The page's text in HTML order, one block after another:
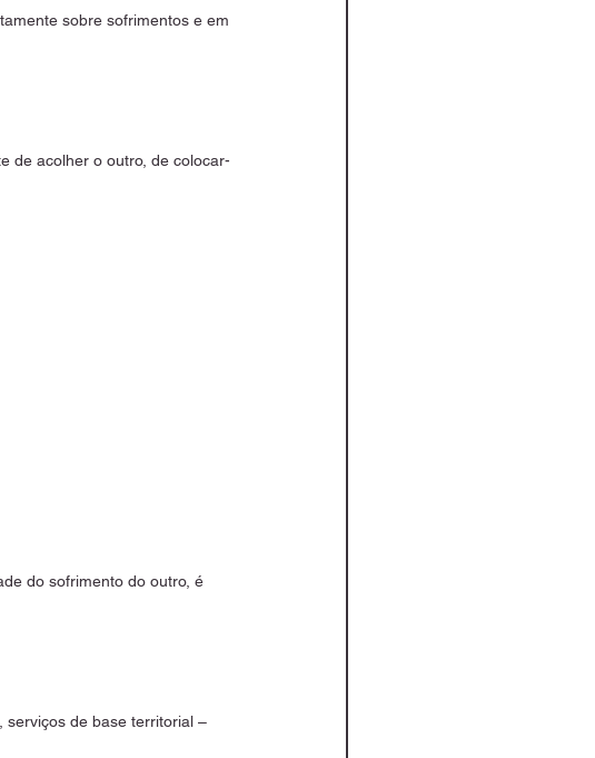
sobre sofrimentos e em
de acolher o outro, de colocar-
do sofrimento do outro, é
serviços de base territorial –